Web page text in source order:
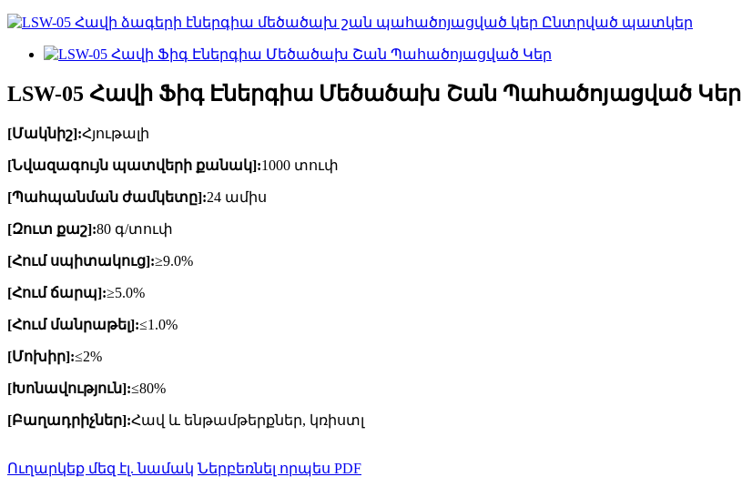
LSW-05 Հավի Ֆիգ Էներգիա Մեծածախ Շան Պահածոյացված Կեր
[Մակնիշ]:Հյութալի
[Նվազագույն պատվերի քանակ]:1000 տուփ
[Պահպանման ժամկետը]:24 ամիս
[Զուտ քաշ]:80 գ/տուփ
[Հում սպիտակուց]:≥9.0%
[Հում ճարպ]:≥5.0%
[Հում մանրաթել]:≤1.0%
[Մոխիր]:≤2%
[Խոնավություն]:≤80%
[Բաղադրիչներ]:Հավ և ենթամթերքներ, կռիստլ
Ուղարկեք մեզ էլ. նամակ Ներբեռնել որպես PDF